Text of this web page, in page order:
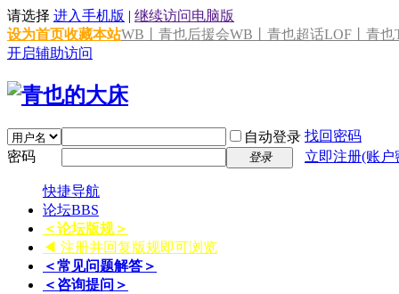
请选择 进入手机版 | 继续访问电脑版
设为首页收藏本站WB丨青也后援会WB丨青也超话LOF丨青也
开启辅助访问
自动登录 找回密码
密码
登录 立即注册(账
快捷导航
论坛BBS
＜论坛版规＞
◀ 注册并回复版规即可浏览
＜常见问题解答＞
＜咨询提问＞